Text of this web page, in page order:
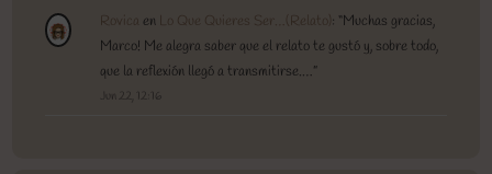
Rovica en Lo Que Quieres Ser…(Relato) : “Muchas gracias,
Marco! Me alegra saber que el relato te gustó y, sobre todo,
que la reflexión llegó a transmitirse.…”
Jun 22, 12:16